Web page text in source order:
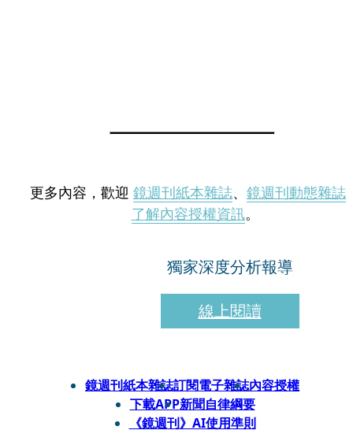
更多內容，歡迎 鏡週刊紙本雜誌、 鏡週刊動態雜誌
了解內容授權資訊。
獨家深度分析報導
線上閱讀
鏡週刊紙本雜誌訂閱電子雜誌內容授權
下載APP新聞自律綱要
《鏡週刊》AI使用準則